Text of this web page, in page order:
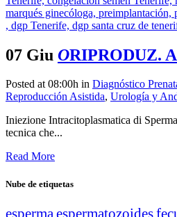
07 Giu ORIPRODUZ.
Posted at 08:00h in Diagnóstico
Reproducción Asistida, Urología y
Iniezione Intracitoplasmatica di
tecnica che...
Read More
Nube de etiquetas
esperma espermatozoides